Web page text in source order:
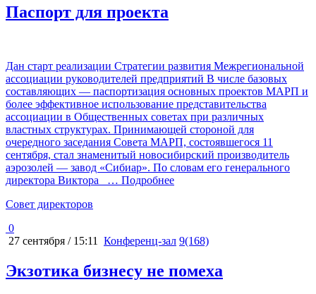
Паспорт для проекта
Дан старт реализации Стратегии развития Межрегиональной
ассоциации руководителей предприятий В числе базовых
составляющих — паспортизация основных проектов МАРП и
более эффективное использование представительства
ассоциации в Общественных советах при различных
властных структурах. Принимающей стороной для
очередного заседания Совета МАРП, состоявшегося 11
сентября, стал знаменитый новосибирский производитель
аэрозолей — завод «Сибиар». По словам его генерального
директора Виктора
… Подробнее
Cовет директоров
0
27 сентября / 15:11
Конференц-зал 9(168)
Экзотика бизнесу не помеха